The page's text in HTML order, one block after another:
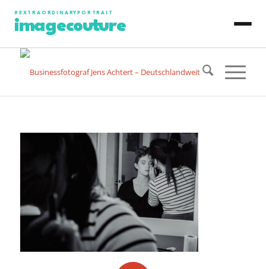
#EXTRAORDINARYPORTRAIT
imagecouture
PHOTO PORTRAIT
VIDEO PORTRAIT
ART PORTRAIT
SPECIAL PROJECT